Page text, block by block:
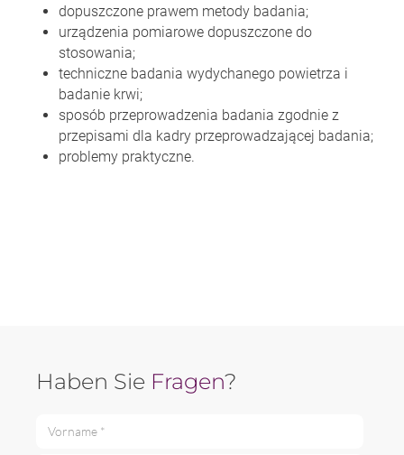
dopuszczone prawem metody badania;
urządzenia pomiarowe dopuszczone do
stosowania;
techniczne badania wydychanego powietrza i
badanie krwi;
sposób przeprowadzenia badania zgodnie z
przepisami dla kadry przeprowadzającej badania;
problemy praktyczne.
Haben Sie Fragen?